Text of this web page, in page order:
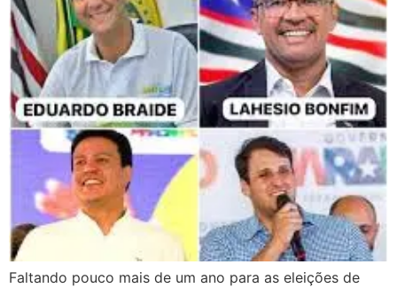
Faltando pouco mais de um ano para as eleições de